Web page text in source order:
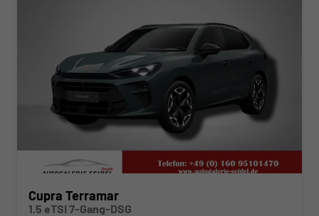
Cupra Terramar
1.5 eTSI 7-Gang-DSG